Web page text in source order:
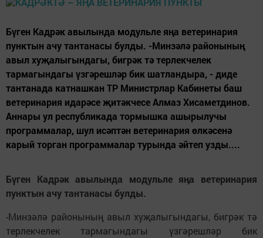
Бүген Кадрәк авылында модульле яңа ветеринария
пунктын ачу тантанасы булды. -Минзәлә районының
авыл хуҗалыгындагы, бигрәк тә терлекчелек
тармагындагы үзгәрешләр бик шатландыра, - диде
тантанада катнашкан ТР Министрлар Кабинеты баш
ветеринария идарәсе җитәкчесе Алмаз Хисаметдинов.
Аннары ул республикада тормышка ашырылучы
программалар, шул исәптән ветеринария өлкәсенә
карый торган программалар турында әйтеп узды....
Бүген Кадрәк авылында модульле яңа ветеринария
пунктын ачу тантанасы булды.
-Минзәлә районының авыл хуҗалыгындагы, бигрәк тә
терлекчелек тармагындагы үзгәрешләр бик